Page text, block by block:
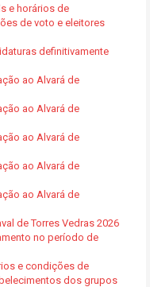
e horários de
de voto e eleitores
definitivamente
ao Alvará de
ao Alvará de
ao Alvará de
ao Alvará de
ao Alvará de
de Torres Vedras 2026
no período de
e condições de
dos grupos